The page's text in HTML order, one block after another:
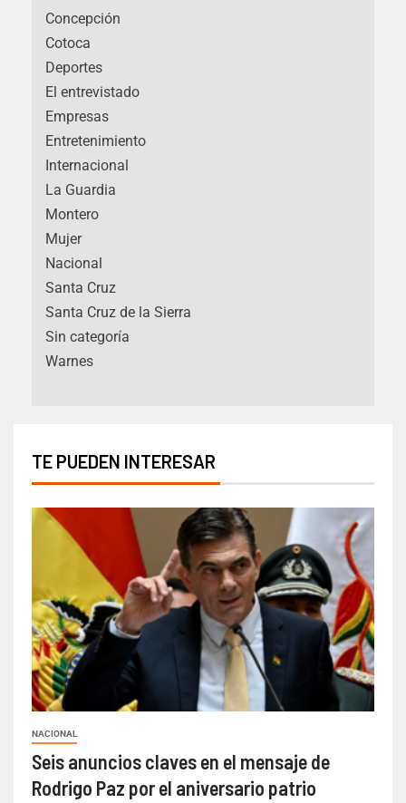
Concepción
Cotoca
Deportes
El entrevistado
Empresas
Entretenimiento
Internacional
La Guardia
Montero
Mujer
Nacional
Santa Cruz
Santa Cruz de la Sierra
Sin categoría
Warnes
TE PUEDEN INTERESAR
NACIONAL
Seis anuncios claves en el mensaje de
Rodrigo Paz por el aniversario patrio